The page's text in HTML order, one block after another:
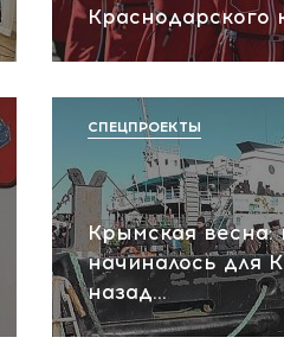
Краснодарского
Крымская весна:
начиналось для
назад…
СПЕЦПРОЕКТЫ